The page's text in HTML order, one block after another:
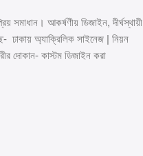
সমাধান। আকর্ষণীয় ডিজাইন, দীর্ঘস্থায়ী
ঢাকায় অ্যাক্রিলিক সাইনেজ | নিয়ন
দোকান- কাস্টম ডিজাইন করা